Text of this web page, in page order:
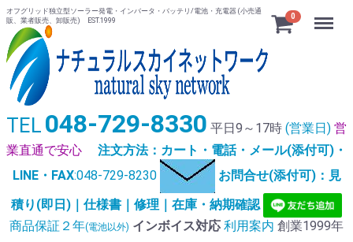
オフグリッド独立型ソーラー発電・インバータ・バッテリ/電池・充電器 (小売通
販、業者販売、卸販売) EST.1999
0 Menu
TEL 048-729-8330 平日9～17時 (営業日) 営
業直通で安心
注文方法：カート・電話・メール(添付可)・
LINE・FAX:048-729-8230
お問合せ(添付可)：見
積り(即日)｜仕様書｜修理｜在庫・納期確認
商品保証２年(電池以外) インボイス対応 利用案内 創業1999年